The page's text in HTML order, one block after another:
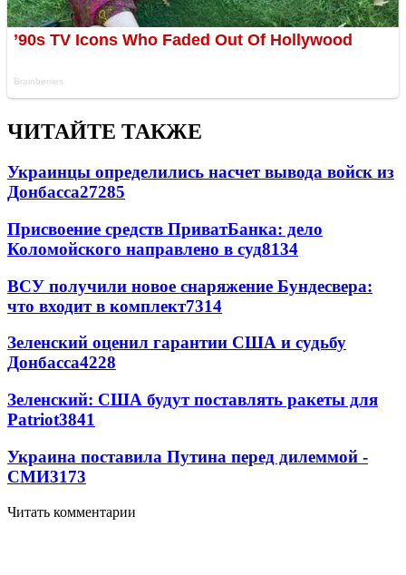
ЧИТАЙТЕ ТАКЖЕ
Украинцы определились насчет вывода войск из
Донбасса27285
Присвоение средств ПриватБанка: дело
Коломойского направлено в суд8134
ВСУ получили новое снаряжение Бундесвера:
что входит в комплект7314
Зеленский оценил гарантии США и судьбу
Донбасса4228
Зеленский: США будут поставлять ракеты для
Patriot3841
Украина поставила Путина перед дилеммой -
СМИ3173
Читать комментарии